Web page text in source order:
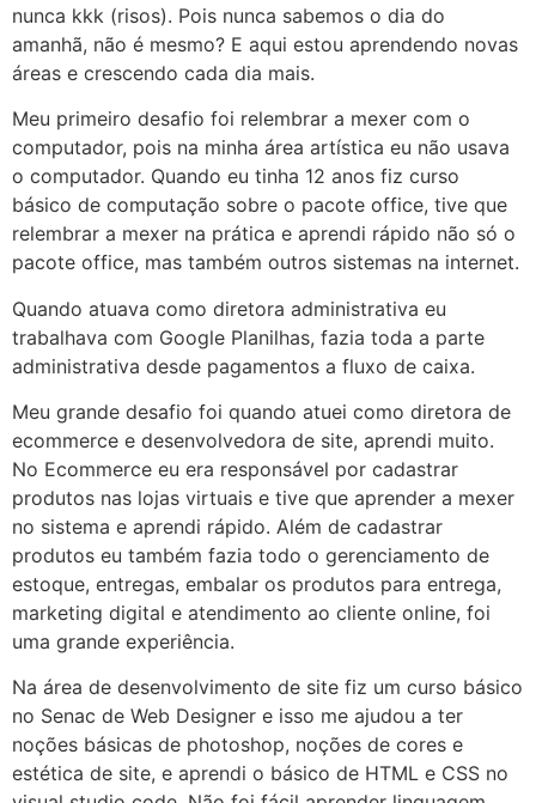
nunca kkk (risos). Pois nunca sabemos o dia do
amanhã, não é mesmo? E aqui estou aprendendo novas
áreas e crescendo cada dia mais.
Meu primeiro desafio foi relembrar a mexer com o
computador, pois na minha área artística eu não usava
o computador. Quando eu tinha 12 anos fiz curso
básico de computação sobre o pacote office, tive que
relembrar a mexer na prática e aprendi rápido não só o
pacote office, mas também outros sistemas na internet.
Quando atuava como diretora administrativa eu
trabalhava com Google Planilhas, fazia toda a parte
administrativa desde pagamentos a fluxo de caixa.
Meu grande desafio foi quando atuei como diretora de
ecommerce e desenvolvedora de site, aprendi muito.
No Ecommerce eu era responsável por cadastrar
produtos nas lojas virtuais e tive que aprender a mexer
no sistema e aprendi rápido. Além de cadastrar
produtos eu também fazia todo o gerenciamento de
estoque, entregas, embalar os produtos para entrega,
marketing digital e atendimento ao cliente online, foi
uma grande experiência.
Na área de desenvolvimento de site fiz um curso básico
no Senac de Web Designer e isso me ajudou a ter
noções básicas de photoshop, noções de cores e
estética de site, e aprendi o básico de HTML e CSS no